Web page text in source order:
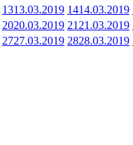
1313.03.2019 1414.03.2019
2020.03.2019 21 21.03.2019
2727.03.2019 2828.03.2019